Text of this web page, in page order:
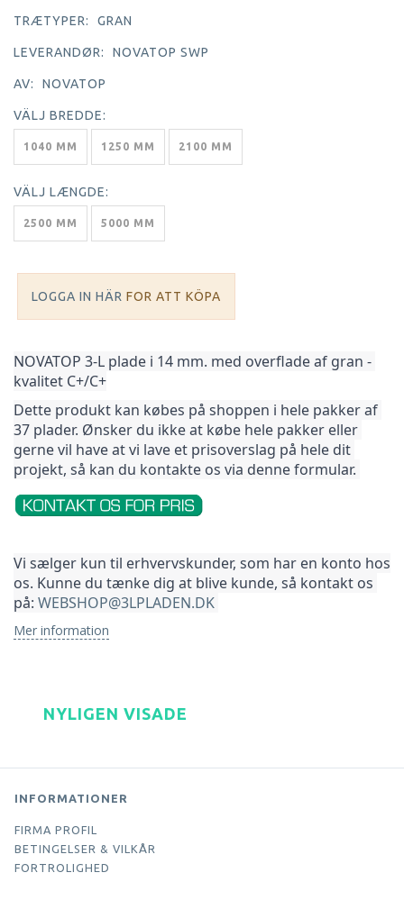
TRÆTYPER: GRAN
LEVERANDØR: NOVATOP SWP
AV: NOVATOP
VÄLJ BREDDE:
1040 MM 1250 MM 2100 MM
VÄLJ LÆNGDE:
2500 MM 5000 MM
LOGGA IN HÄR FOR ATT KÖPA
NOVATOP 3-L plade i 14 mm. med overflade af gran -
kvalitet C+/C+
Dette produkt kan købes på shoppen i hele pakker af
37 plader. Ønsker du ikke at købe hele pakker eller
gerne vil have at vi lave et prisoverslag på hele dit
projekt, så kan du kontakte os via denne formular.
Vi sælger kun til erhvervskunder, som har en konto hos
os. Kunne du tænke dig at blive kunde, så kontakt os
på: WEBSHOP@3LPLADEN.DK
Mer information
NYLIGEN VISADE
INFORMATIONER
FIRMA PROFIL
BETINGELSER & VILKÅR
FORTROLIGHED